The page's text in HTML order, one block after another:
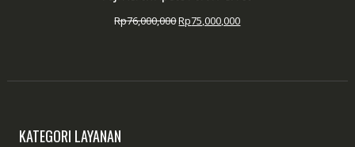
Rp76,000,000Harga
Rp75,000,000Harga
KATEGORI LAYANAN